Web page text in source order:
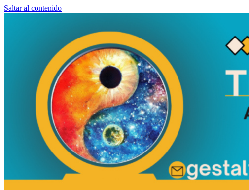
Saltar al contenido